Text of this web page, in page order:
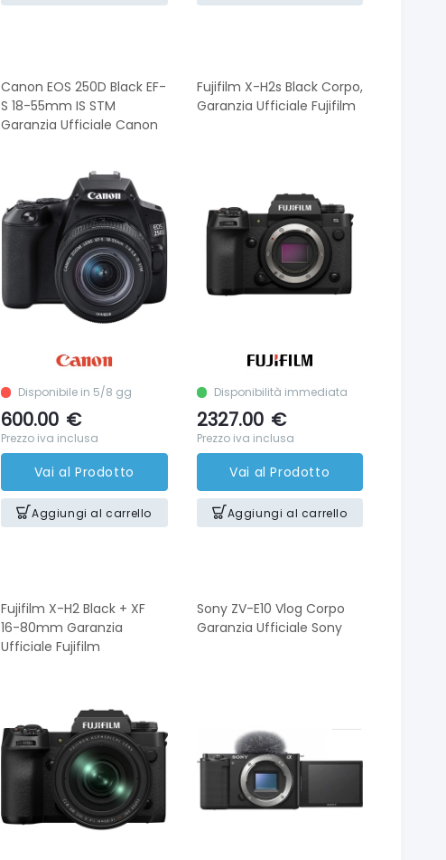
Canon EOS 250D Black EF-
S 18-55mm IS STM
Garanzia Ufficiale Canon
Disponibile in 5/8 gg
600.00 €
Prezzo iva inclusa
Vai al Prodotto
Aggiungi al carrello
Fujifilm X-H2s Black Corpo,
Garanzia Ufficiale Fujifilm
Disponibilità immediata
2327.00 €
Prezzo iva inclusa
Vai al Prodotto
Aggiungi al carrello
Fujifilm X-H2 Black + XF
16-80mm Garanzia
Ufficiale Fujifilm
Sony ZV-E10 Vlog Corpo
Garanzia Ufficiale Sony